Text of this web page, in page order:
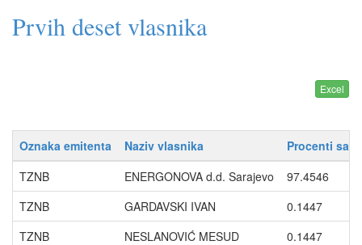
Prvih deset vlasnika
Oznaka emitenta Naziv vlasnika
Procenti sa
TZNB
ENERGONOVA d.d. Sarajevo
97.4546
TZNB
GARDAVSKI IVAN
0.1447
TZNB
NESLANOVIĆ MESUD
0.1447